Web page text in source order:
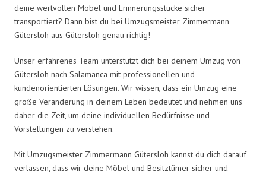
deine wertvollen Möbel und Erinnerungsstücke sicher
transportiert? Dann bist du bei Umzugsmeister Zimmermann
Gütersloh aus Gütersloh genau richtig!
Unser erfahrenes Team unterstützt dich bei deinem Umzug von
Gütersloh nach Salamanca mit professionellen und
kundenorientierten Lösungen. Wir wissen, dass ein Umzug eine
große Veränderung in deinem Leben bedeutet und nehmen uns
daher die Zeit, um deine individuellen Bedürfnisse und
Vorstellungen zu verstehen.
Mit Umzugsmeister Zimmermann Gütersloh kannst du dich darauf
verlassen, dass wir deine Möbel und Besitztümer sicher und